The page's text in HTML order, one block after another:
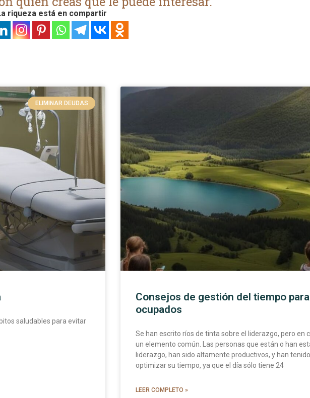
riqueza está en compartir
ELIMINAR DEUDAS
saludables para evitar
Consejos de gestión del tiempo
ocupados
Se han escrito ríos de tinta sobre el liderazgo, pero en
un elemento común. Las personas que están o han
liderazgo, han sido altamente productivos, y han
optimizar su tiempo, ya que el día sólo tiene 24
LEER COMPLETO »